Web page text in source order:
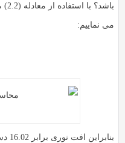
می نماییم:
بنابراین افت نوری برابر 16.02 دسی بل می باشد.